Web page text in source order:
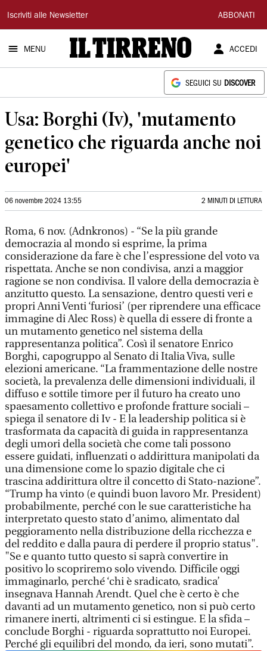
Il
Tirreno
Iscriviti alle Newsletter ABBONATI
MENU ACCEDI
SEGUICI SU DISCOVER
Usa: Borghi (Iv), 'mutamento
genetico che riguarda anche noi
europei'
06 novembre 2024 13:55 2 MINUTI DI LETTURA
Roma, 6 nov. (Adnkronos) - “Se la più grande
democrazia al mondo si esprime, la prima
considerazione da fare è che l’espressione del voto va
rispettata. Anche se non condivisa, anzi a maggior
ragione se non condivisa. Il valore della democrazia è
anzitutto questo. La sensazione, dentro questi veri e
propri Anni Venti ‘furiosi’ (per riprendere una efficace
immagine di Alec Ross) è quella di essere di fronte a
un mutamento genetico nel sistema della
rappresentanza politica”. Così il senatore Enrico
Borghi, capogruppo al Senato di Italia Viva, sulle
elezioni americane. “La frammentazione delle nostre
società, la prevalenza delle dimensioni individuali, il
diffuso e sottile timore per il futuro ha creato uno
spaesamento collettivo e profonde fratture sociali –
spiega il senatore di Iv - E la leadership politica si è
trasformata da capacità di guida in rappresentanza
degli umori della società che come tali possono
essere guidati, influenzati o addirittura manipolati da
una dimensione come lo spazio digitale che ci
trascina addirittura oltre il concetto di Stato-nazione”.
“Trump ha vinto (e quindi buon lavoro Mr. President)
probabilmente, perché con le sue caratteristiche ha
interpretato questo stato d’animo, alimentato dal
peggioramento nella distribuzione della ricchezza e
del reddito e dalla paura di perdere il proprio status".
"Se e quanto tutto questo si saprà convertire in
positivo lo scopriremo solo vivendo. Difficile oggi
immaginarlo, perché ‘chi è sradicato, sradica’
insegnava Hannah Arendt. Quel che è certo è che
davanti ad un mutamento genetico, non si può certo
rimanere inerti, altrimenti ci si estingue. E la sfida –
conclude Borghi - riguarda soprattutto noi Europei.
Perché gli equilibri del mondo, da ieri, sono mutati”.